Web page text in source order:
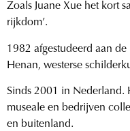
Zoals Juane Xue het kort
rijkdom’.
1982 afgestudeerd aan
Henan, westerse
Sinds 2001 in Nederland.
museale en bedrijven
en buitenland.